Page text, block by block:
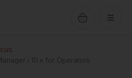
i 10.x for Operators